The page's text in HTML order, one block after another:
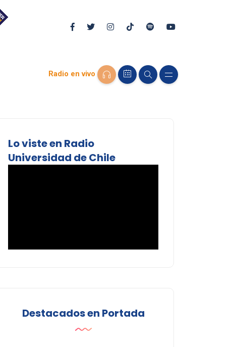
Radio en vivo
Lo viste en Radio
Universidad de Chile
Destacados en Portada